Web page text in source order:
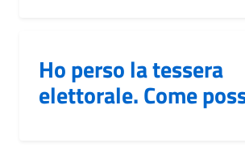
Ho perso la tessera
elettorale. Come